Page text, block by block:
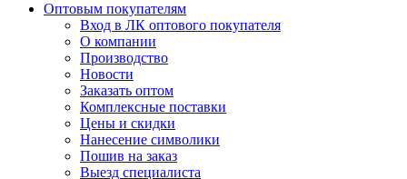
Оптовым покупателям
Вход в ЛК оптового покупателя
О компании
Производство
Новости
Заказать оптом
Комплексные поставки
Цены и скидки
Нанесение символики
Пошив на заказ
Выезд специалиста